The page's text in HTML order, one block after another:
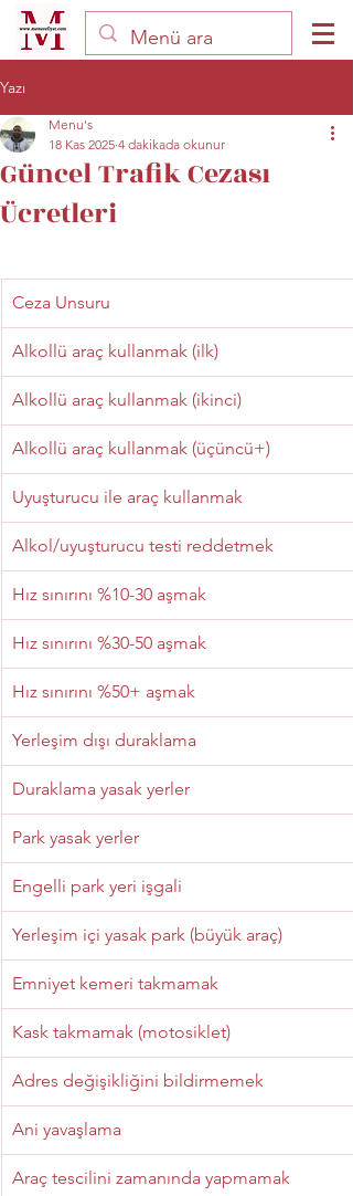
Yazı
Güncel Trafik Cezası
Ücretleri
Menu's
18 Kas 2025 4 dakikada okunur
Ceza Unsuru
Alkollü araç kullanmak (ilk)
Alkollü araç kullanmak (ikinci)
Alkollü araç kullanmak (üçüncü+)
Uyuşturucu ile araç kullanmak
Alkol/uyuşturucu testi reddetmek
Hız sınırını %10-30 aşmak
Hız sınırını %30-50 aşmak
Hız sınırını %50+ aşmak
Yerleşim dışı duraklama
Duraklama yasak yerler
Park yasak yerler
Engelli park yeri işgali
Yerleşim içi yasak park (büyük araç)
Emniyet kemeri takmamak
Kask takmamak (motosiklet)
Adres değişikliğini bildirmemek
Ani yavaşlama
Araç tescilini zamanında yapmamak